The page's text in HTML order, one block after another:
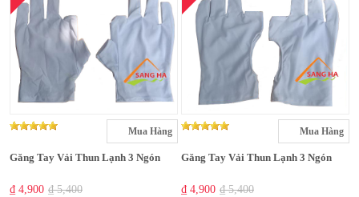
Mua Hàng
Găng Tay Vải Thun Lạnh 3 Ngón
₫ 4,900 ₫ 5,400
Mua Hàng
Găng Tay Vải Thun Lạnh 3 Ngón
₫ 4,900 ₫ 5,400